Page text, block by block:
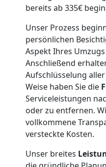
bereits ab 335€
Unser Prozess
persönlichen
Aspekt Ihres
Anschließend
Aufschlüsselung
Weise haben Sie die
Serviceleistungen
oder zu entfernen.
vollkommene
versteckte Kosten.
Unser breites